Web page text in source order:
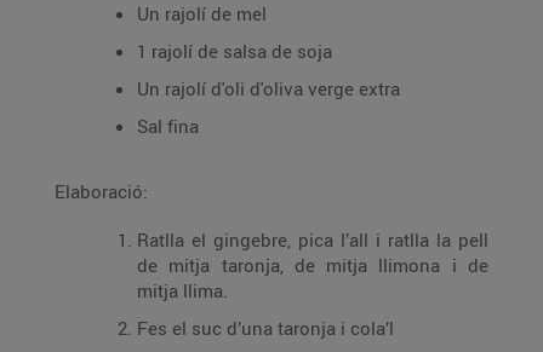
Un rajolí de mel
1 rajolí de salsa de soja
Un rajolí d'oli d'oliva verge extra
Sal fina
Elaboració:
Ratlla el gingebre, pica l’all i ratlla la pell
de mitja taronja, de mitja llimona i de
mitja llima.
Fes el suc d’una taronja i cola’l